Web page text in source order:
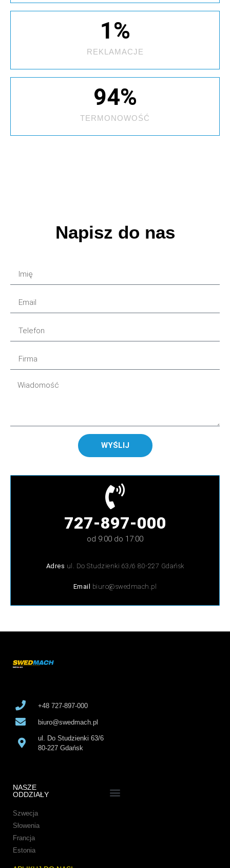
REKLAMACJE
1%
TERMONOWOŚĆ
94%
Napisz do nas
WYŚLIJ
727-897-000
od 9:00 do 17:00
Adres ul. Do Studzienki 63/6 80-227 Gdańsk
Email biuro@swedmach.pl
+48 727-897-000
biuro@swedmach.pl
ul. Do Studzienki 63/6
80-227 Gdańsk
NASZE
ODDZIAŁY
Szwecja
Słowenia
Francja
Estonia